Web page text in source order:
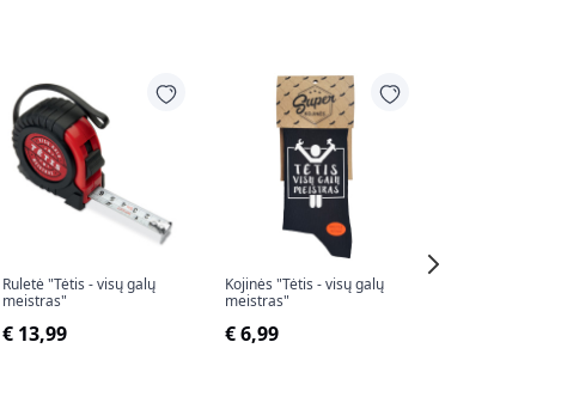
Ruletė "Tėtis - visų galų
meistras"
€ 13,99
Kojinės "Tėtis - visų galų
meistras"
€ 6,99